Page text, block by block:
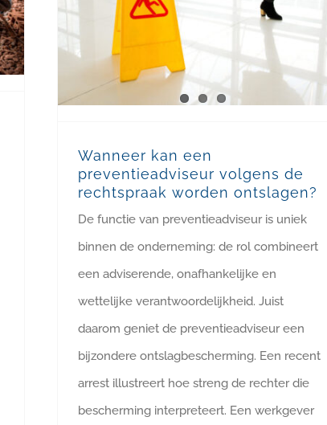
Wanneer kan een
preventieadviseur volgens de
rechtspraak worden ontslagen?
De functie van preventieadviseur is uniek
binnen de onderneming: de rol combineert
een adviserende, onafhankelijke en
wettelijke verantwoordelijkheid. Juist
daarom geniet de preventieadviseur een
bijzondere ontslagbescherming. Een recent
arrest illustreert hoe streng de rechter die
bescherming interpreteert. Een werkgever